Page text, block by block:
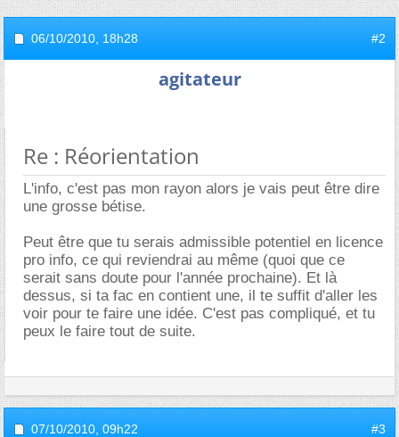
06/10/2010, 18h28 #2
agitateur
Re : Réorientation
L'info, c'est pas mon rayon alors je vais peut être dire
une grosse bétise.
Peut être que tu serais admissible potentiel en licence
pro info, ce qui reviendrai au même (quoi que ce
serait sans doute pour l'année prochaine). Et là
dessus, si ta fac en contient une, il te suffit d'aller les
voir pour te faire une idée. C'est pas compliqué, et tu
peux le faire tout de suite.
07/10/2010, 09h22 #3